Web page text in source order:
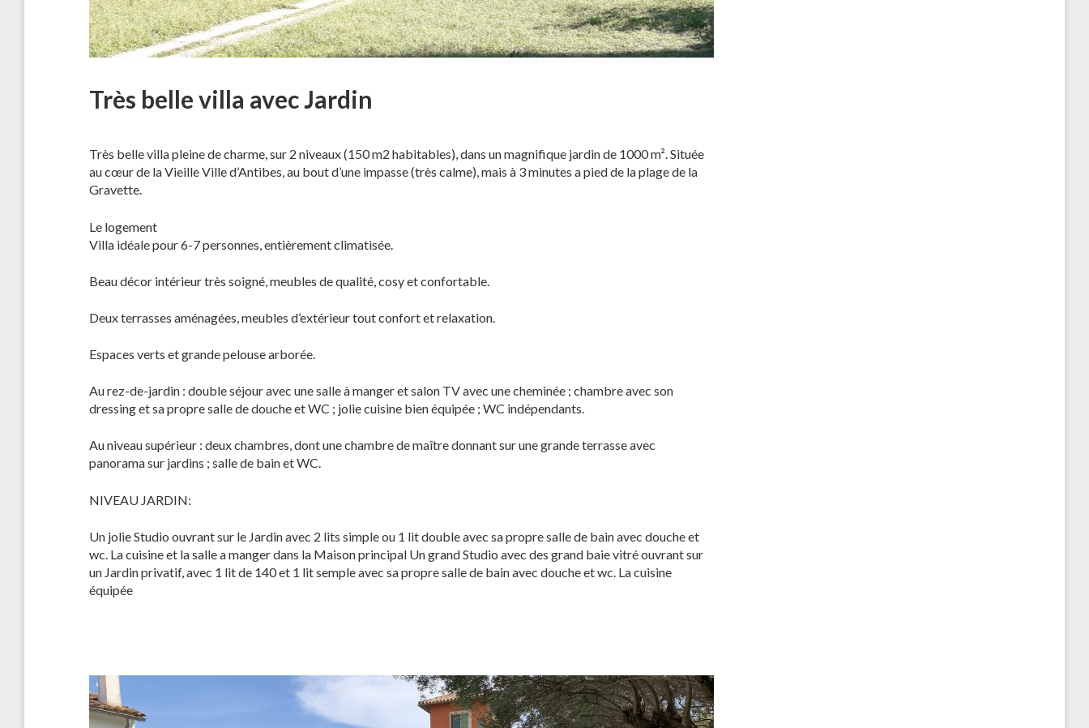
Très belle villa avec Jardin
Très belle villa pleine de charme, sur 2 niveaux (150 m2 habitables), dans un magnifique jardin de 1000 m². Située
au cœur de la Vieille Ville d’Antibes, au bout d’une impasse (très calme), mais à 3 minutes a pied de la plage de la
Gravette.
Le logement
Villa idéale pour 6-7 personnes, entièrement climatisée.
Beau décor intérieur très soigné, meubles de qualité, cosy et confortable.
Deux terrasses aménagées, meubles d’extérieur tout confort et relaxation.
Espaces verts et grande pelouse arborée.
Au rez-de-jardin : double séjour avec une salle à manger et salon TV avec une cheminée ; chambre avec son
dressing et sa propre salle de douche et WC ; jolie cuisine bien équipée ; WC indépendants.
Au niveau supérieur : deux chambres, dont une chambre de maître donnant sur une grande terrasse avec
panorama sur jardins ; salle de bain et WC.
NIVEAU JARDIN:
Un jolie Studio ouvrant sur le Jardin avec 2 lits simple ou 1 lit double avec sa propre salle de bain avec douche et
wc. La cuisine et la salle a manger dans la Maison principal Un grand Studio avec des grand baie vitré ouvrant sur
un Jardin privatif, avec 1 lit de 140 et 1 lit semple avec sa propre salle de bain avec douche et wc. La cuisine
équipée